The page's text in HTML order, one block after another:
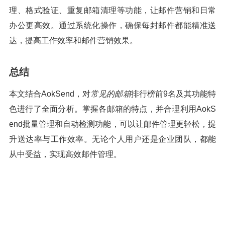
理、格式验证、重复邮箱清理等功能，让邮件营销和日常
办公更高效。通过系统化操作，确保每封邮件都能精准送
达，提高工作效率和邮件营销效果。
总结
本文结合AokSend，对常见的邮箱排行榜前9名及其功能特
色进行了全面分析。掌握各邮箱的特点，并合理利用AokS
end批量管理和自动检测功能，可以让邮件管理更轻松，提
升送达率与工作效率。无论个人用户还是企业团队，都能
从中受益，实现高效邮件管理。